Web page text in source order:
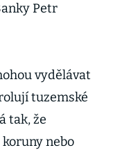
Petr
vydělávat
tuzemské
tak, že
nebo